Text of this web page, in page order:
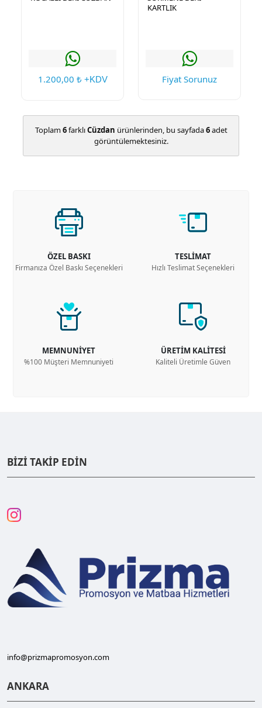
1.200,00 ₺ +KDV
KARTLIK
Fiyat Sorunuz
Toplam6farklıCüzdan ürünlerinden, bu sayfada6adet
görüntülemektesiniz.
ÖZEL BASKI
Firmanıza Özel Baskı Seçenekleri
TESLİMAT
Hızlı Teslimat Seçenekleri
MEMNUNİYET
%100 Müşteri Memnuniyeti
ÜRETİM KALİTESİ
Kaliteli Üretimle Güven
BİZİ TAKİP EDİN
info@prizmapromosyon.com
ANKARA